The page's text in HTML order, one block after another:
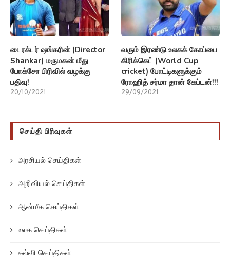
டைரக்டர் ஷங்கரின் (Director
Shankar) மருமகன் மீது
போக்சோ பிரிவில் வழக்கு
பதிவு!
20/10/2021
வரும் இரண்டு உலகக் கோப்பை
கிரிக்கெட் (World Cup
cricket) போட்டிகளுக்கும்
ரோஹித் சர்மா தான் கேப்டன்!!!
29/09/2021
செய்தி பிரிவுகள்
அரசியல் செய்திகள்
அறிவியல் செய்திகள்
ஆன்மீக செய்திகள்
உலக செய்திகள்
கல்வி செய்திகள்